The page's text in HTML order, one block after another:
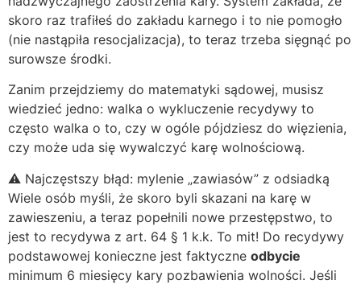
skoro raz trafiłeś do zakładu karnego i to nie pomogło
(nie nastąpiła resocjalizacja), to teraz trzeba sięgnąć po
surowsze środki.
Zanim przejdziemy do matematyki sądowej, musisz
wiedzieć jedno: walka o wykluczenie recydywy to
często walka o to, czy w ogóle pójdziesz do więzienia,
czy może uda się wywalczyć karę wolnościową.
⚠️ Najczęstszy błąd: mylenie „zawiasów” z odsiadką
Wiele osób myśli, że skoro byli skazani na karę w
zawieszeniu, a teraz popełnili nowe przestępstwo, to
jest to recydywa z art. 64 § 1 k.k. To mit! Do recydywy
podstawowej konieczne jest faktyczne odbycie
minimum 6 miesięcy kary pozbawienia wolności. Jeśli